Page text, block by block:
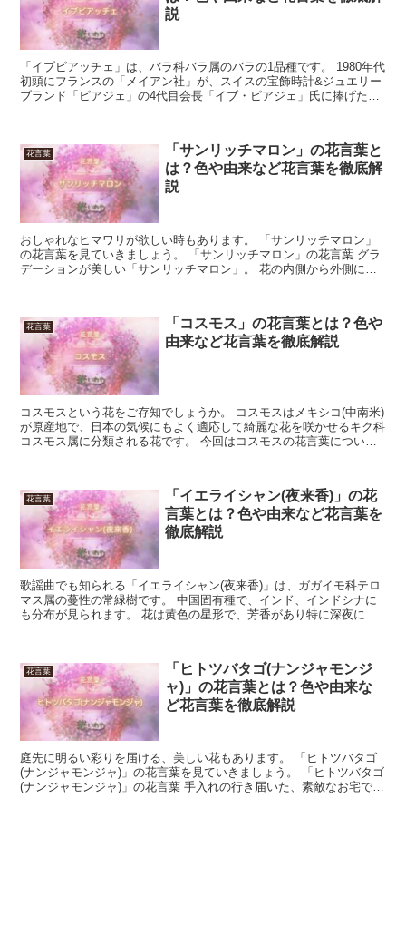
説
「イブピアッチェ」は、バラ科バラ属のバラの1品種です。 1980年代
初頭にフランスの「メイアン社」が、スイスの宝飾時計&ジュエリー
ブランド「ピアジェ」の4代目会長「イブ・ピアジェ」氏に捧げたも
花言葉
「サンリッチマロン」の花言葉と
は？色や由来など花言葉を徹底解
説
おしゃれなヒマワリが欲しい時もあります。 「サンリッチマロン」
の花言葉を見ていきましょう。 「サンリッチマロン」の花言葉 グラ
デーションが美しい「サンリッチマロン」。 花の内側から外側に向
花言葉
「コスモス」の花言葉とは？色や
由来など花言葉を徹底解説
コスモスという花をご存知でしょうか。 コスモスはメキシコ(中南米)
が原産地で、日本の気候にもよく適応して綺麗な花を咲かせるキク科
コスモス属に分類される花です。 今回はコスモスの花言葉につい
花言葉
「イエライシャン(夜来香)」の花
言葉とは？色や由来など花言葉を
徹底解説
歌謡曲でも知られる「イエライシャン(夜来香)」は、ガガイモ科テロ
マス属の蔓性の常緑樹です。 中国固有種で、インド、インドシナに
も分布が見られます。 花は黄色の星形で、芳香があり特に深夜に強
花言葉
「ヒトツバタゴ(ナンジャモンジ
ャ)」の花言葉とは？色や由来な
ど花言葉を徹底解説
庭先に明るい彩りを届ける、美しい花もあります。 「ヒトツバタゴ
(ナンジャモンジャ)」の花言葉を見ていきましょう。 「ヒトツバタゴ
(ナンジャモンジャ)」の花言葉 手入れの行き届いた、素敵なお宅で見